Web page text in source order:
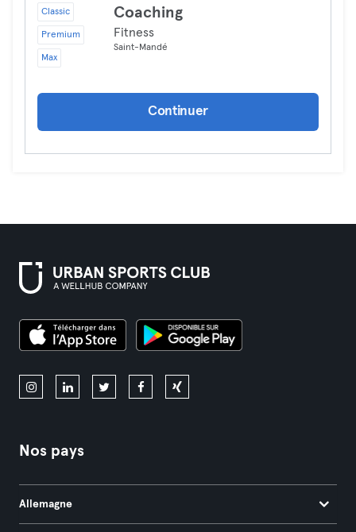
Classic
Premium
Max
Coaching
Fitness
Saint-Mandé
Continuer
Nos pays
Allemagne